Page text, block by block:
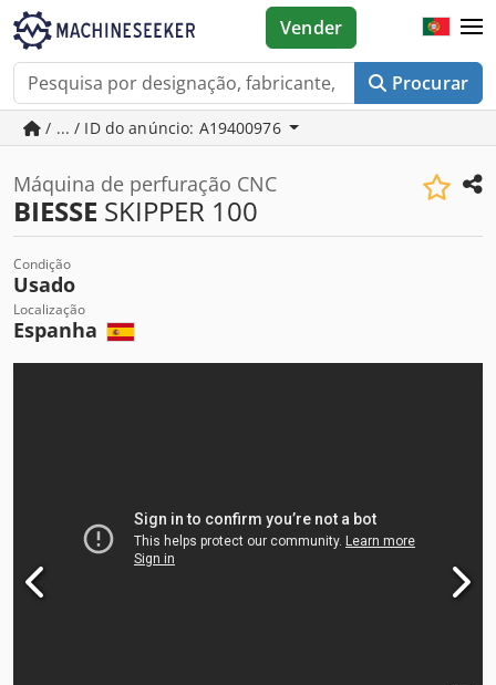
Procurar
Vender
/ ... / ID do anúncio: A19400976
Máquina de perfuração CNC
BIESSE SKIPPER 100
Condição
Usado
Localização
Espanha